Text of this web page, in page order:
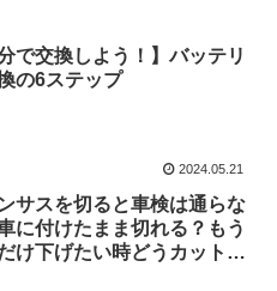
分で交換しよう！】バッテリ
の6ステップ
2024.05.21
サスを切ると車検は通らな
に付けたまま切れる？もう
け下げたい時どうカットす